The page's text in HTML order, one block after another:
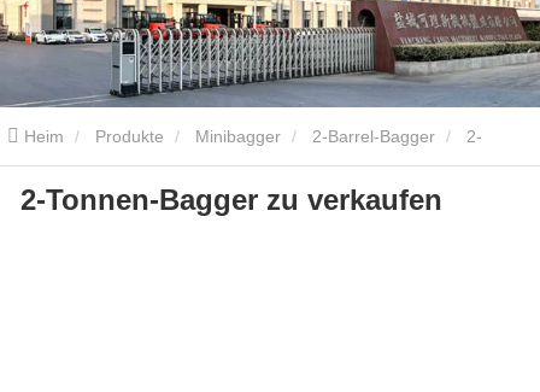
Heim Produkte Minibagger 2-Barrel-Bagger
Tonnen-Bagger zu verkaufen
2-Tonnen-Bagger zu verkaufen